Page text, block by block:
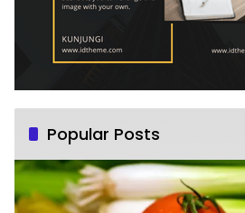
Popular Posts